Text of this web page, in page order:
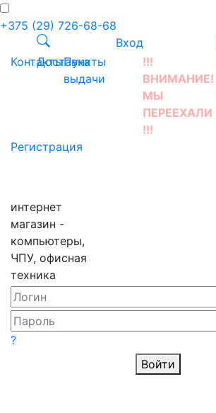
+375 (29) 726-68-68
Вход
КонтактыДоставка
Пункты
выдачи
!!!
ВНИМАНИЕ!
МЫ
ПЕРЕЕХАЛИ
!!!
Регистрация
интернет
магазин -
компьютеры,
ЧПУ, офисная
техника
?
Войти